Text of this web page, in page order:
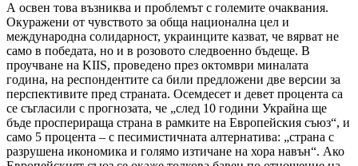
А освен това възниква и проблемът с големите очаквания.
Окуражени от чувството за обща национална цел и
международна солидарност, украинците казват, че вярват не
само в победата, но и в розовото следвоенно бъдеще. В
проучване на KIIS, проведено през октомври миналата
година, на респондентите са били предложени две версии за
перспективите пред страната. Осемдесет и девет процента са
се съгласили с прогнозата, че „след 10 години Украйна ще
бъде просперираща страна в рамките на Европейския съюз“, и
само 5 процента – с песимистичната алтернатива: „страна с
разрушена икономика и голямо изтичане на хора навън“. Ако